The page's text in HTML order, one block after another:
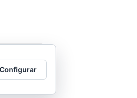
Configurar